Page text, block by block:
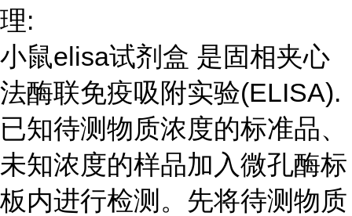
理:
小鼠elisa试剂盒 是固相夹心
法酶联免疫吸附实验(ELISA).
已知待测物质浓度的标准品、
未知浓度的样品加入微孔酶标
板内进行检测。先将待测物质